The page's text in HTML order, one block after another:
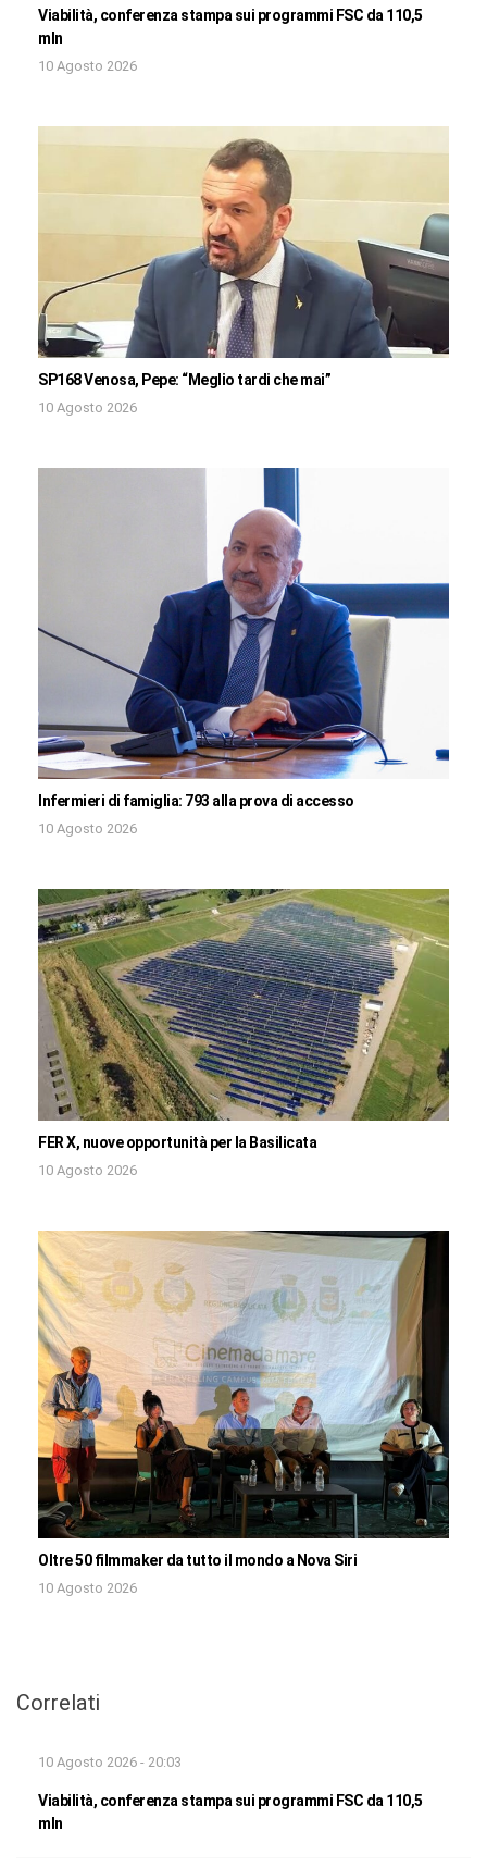
Viabilità, conferenza stampa sui programmi FSC da 110,5
mln
10 Agosto 2026
SP168 Venosa, Pepe: “Meglio tardi che mai”
10 Agosto 2026
Infermieri di famiglia: 793 alla prova di accesso
10 Agosto 2026
FER X, nuove opportunità per la Basilicata
10 Agosto 2026
Oltre 50 filmmaker da tutto il mondo a Nova Siri
10 Agosto 2026
Correlati
10 Agosto 2026 - 20:03
Viabilità, conferenza stampa sui programmi FSC da 110,5
mln